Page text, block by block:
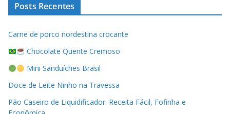
Posts Recentes
Carne de porco nordestina crocante
Chocolate Quente Cremoso
Mini Sanduíches Brasil
Doce de Leite Ninho na Travessa
Pão Caseiro de Liquidificador: Receita Fácil, Fofinha e